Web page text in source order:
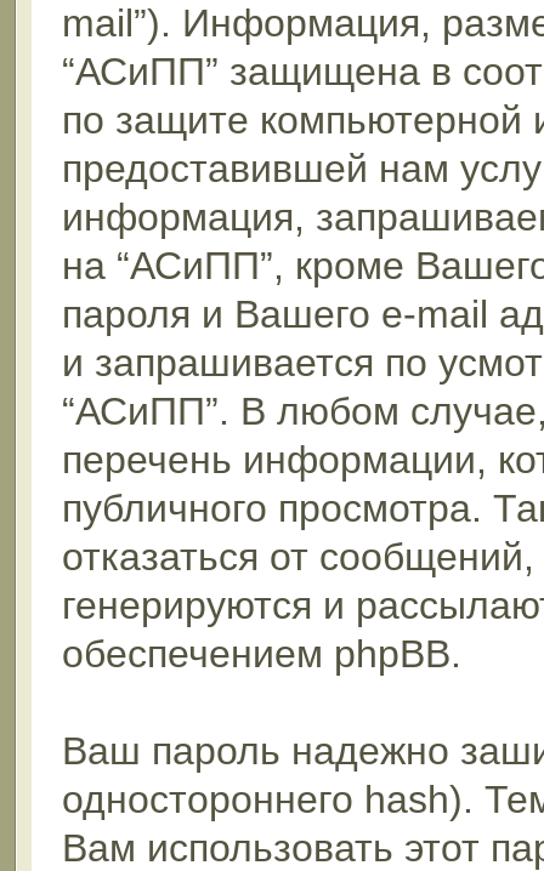
mail”). Информация,
“АСиПП” защищена в
по защите
предоставившей нам
информация,
на “АСиПП”, кроме
пароля и Вашего e-mail
и запрашивается по
“АСиПП”. В любом
перечень информации,
публичного просмотра.
отказаться от
генерируются и
обеспечением phpBB.
Ваш пароль надежно
одностороннего hash).
Вам использовать этот